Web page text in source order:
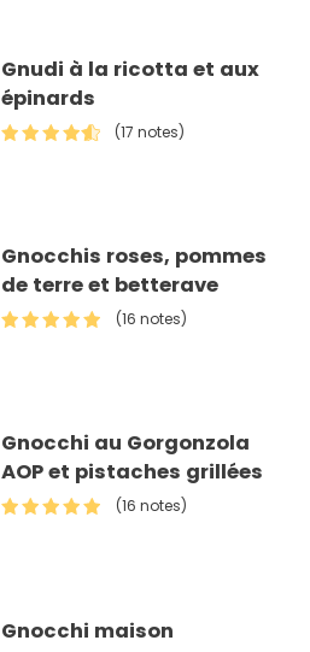
Gnudi à la ricotta et aux
épinards
(17 notes)
Gnocchis roses, pommes
de terre et betterave
(16 notes)
Gnocchi au Gorgonzola
AOP et pistaches grillées
(16 notes)
Gnocchi maison